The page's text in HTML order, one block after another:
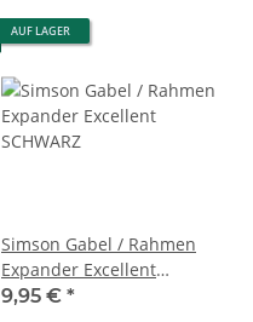
AUF LAGER
Simson Gabel / Rahmen
Expander Excellent
SCHWARZ
9,95 € *